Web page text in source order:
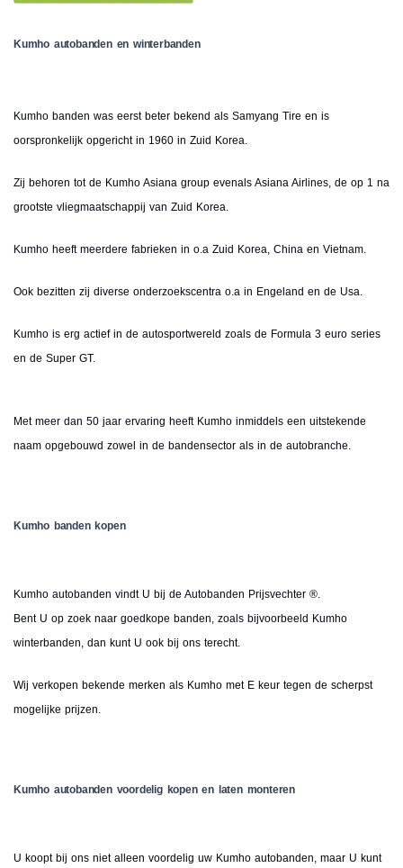
Kumho autobanden en winterbanden
Kumho banden was eerst beter bekend als Samyang Tire en is
oorspronkelijk opgericht in 1960 in Zuid Korea.
Zij behoren tot de Kumho Asiana group evenals Asiana Airlines, de op 1 na
grootste vliegmaatschappij van Zuid Korea.
Kumho heeft meerdere fabrieken in o.a Zuid Korea, China en Vietnam.
Ook bezitten zij diverse onderzoekscentra o.a in Engeland en de Usa.
Kumho is erg actief in de autosportwereld zoals de Formula 3 euro series
en de Super GT.
Met meer dan 50 jaar ervaring heeft Kumho inmiddels een uitstekende
naam opgebouwd zowel in de bandensector als in de autobranche.
Kumho banden kopen
Kumho autobanden vindt U bij de Autobanden Prijsvechter ®.
Bent U op zoek naar goedkope banden, zoals bijvoorbeeld Kumho
winterbanden, dan kunt U ook bij ons terecht.
Wij verkopen bekende merken als Kumho met E keur tegen de scherpst
mogelijke prijzen.
Kumho autobanden voordelig kopen en laten monteren
U koopt bij ons niet alleen voordelig uw Kumho autobanden, maar U kunt